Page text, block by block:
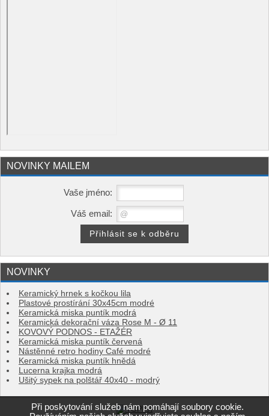
NOVINKY MAILEM
Vaše jméno:
Váš email:
NOVINKY
Keramický hrnek s kočkou lila
Plastové prostírání 30x45cm modré
Keramická miska puntík modrá
Keramická dekorační váza Rose M - Ø 11
KOVOVÝ PODNOS - ETAŽÉR
Keramická miska puntík červená
Nástěnné retro hodiny Café modré
Keramická miska puntík hnědá
Lucerna krajka modrá
Ušitý sypek na polštář 40x40 - modrý
Při poskytování služeb nám pomáhají soubory cookie.